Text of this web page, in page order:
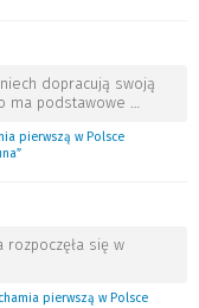
dopracują swoją
ma podstawowe
pierwszą w Polsce
rozpoczęła się w
pierwszą w Polsce